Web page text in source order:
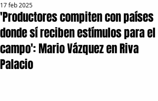
'Productores compiten con países
donde sí reciben estímulos para el
campo': Mario Vázquez en Riva
Palacio
17 feb 2025